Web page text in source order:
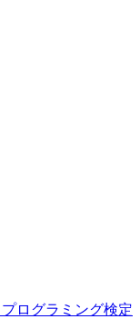
ログラミング検定